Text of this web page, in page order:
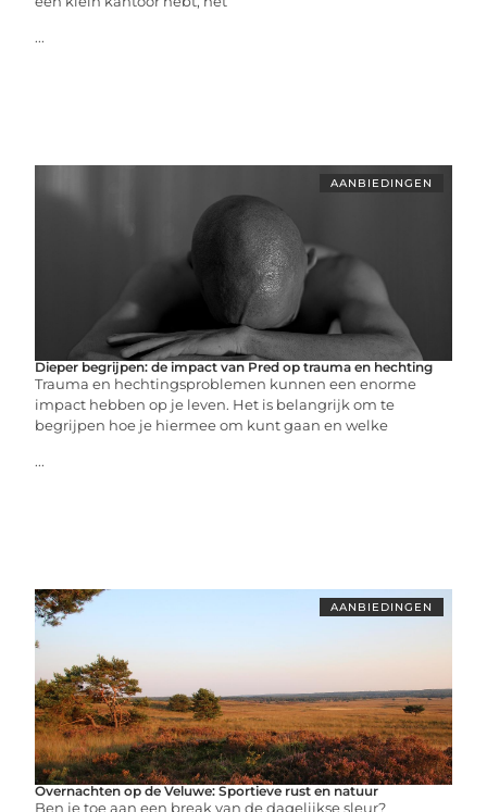
...
AANBIEDINGEN
Dieper begrijpen: de impact van Pred op trauma en hechting
Trauma en hechtingsproblemen kunnen een enorme
impact hebben op je leven. Het is belangrijk om te
begrijpen hoe je hiermee om kunt gaan en welke
...
AANBIEDINGEN
Overnachten op de Veluwe: Sportieve rust en natuur
Ben je toe aan een break van de dagelijkse sleur?